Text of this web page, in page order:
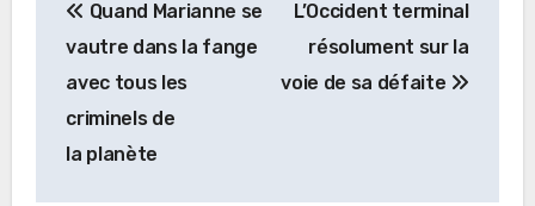
de
l’article
Quand Marianne se
vautre dans la fange
avec tous les
criminels de
la planète
L’Occident terminal
résolument sur la
voie de sa défaite